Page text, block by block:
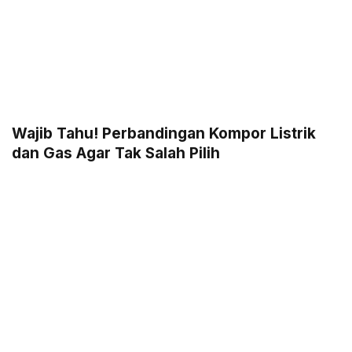
Wajib Tahu! Perbandingan Kompor Listrik
dan Gas Agar Tak Salah Pilih